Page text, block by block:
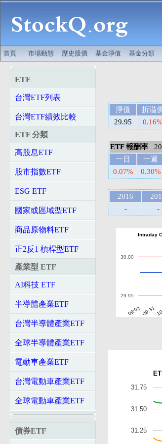
首頁 市場動態 歷史股價 基金淨值 基金分類
ETF
台灣ETF列表
台灣ETF績效比較
ETF 分類
高股息ETF
股市指數ETF
ESG ETF
國家或區域型ETF
商品原物料ETF
正2反1 槓桿型ETF
產業型 ETF
AI科技 ETF
半導體產業ETF
台灣半導體產業ETF
全球半導體產業ETF
電動車產業ETF
台灣電動車產業ETF
全球電動車產業ETF
債券ETF
淨值 折溢
29.95
0.16%
ETF 報酬率
一日
一週
0.07%
0.30%
2016
-
-
Intraday
09:0109:31
29.95
30.00
31.25
31.50
31.75